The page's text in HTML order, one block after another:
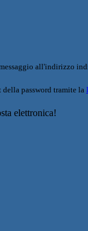
all'indirizzo
della password tramite la
elettronica!